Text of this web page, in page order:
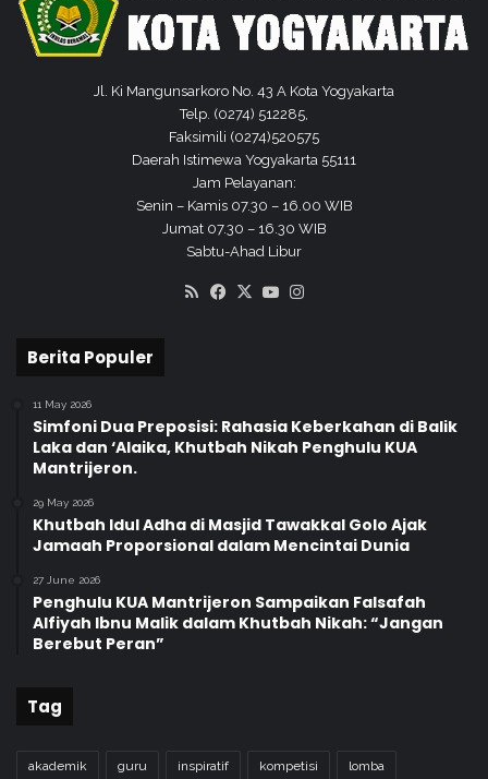
Jl. Ki Mangunsarkoro No. 43 A Kota Yogyakarta
Telp. (0274) 512285,
Faksimili (0274)520575
Daerah Istimewa Yogyakarta 55111
Jam Pelayanan:
Senin – Kamis 07.30 – 16.00 WIB
Jumat 07.30 – 16.30 WIB
Sabtu-Ahad Libur
RSS Facebook
X YouTube
Berita Populer
11 May 2026
Simfoni Dua Preposisi: Rahasia Keberkahan di Balik
Laka dan ‘Alaika, Khutbah Nikah Penghulu KUA
Mantrijeron.
29 May 2026
Khutbah Idul Adha di Masjid Tawakkal Golo Ajak
Jamaah Proporsional dalam Mencintai Dunia
27 June 2026
Penghulu KUA Mantrijeron Sampaikan Falsafah
Alfiyah Ibnu Malik dalam Khutbah Nikah: “Jangan
Berebut Peran”
Tag
akademik guru inspiratif kompetisi lomba